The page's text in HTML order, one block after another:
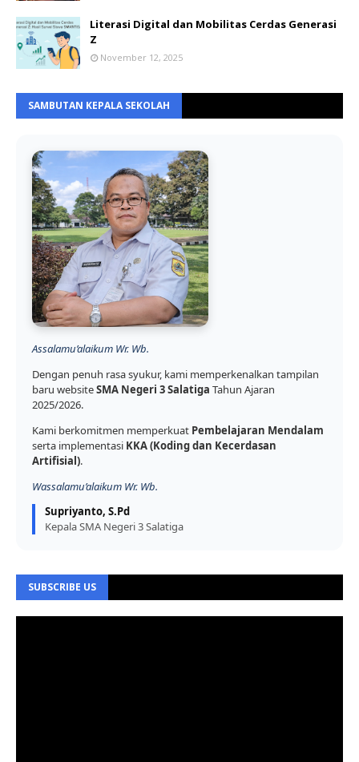
Literasi Digital dan Mobilitas Cerdas Generasi
Z
November 12, 2025
SAMBUTAN KEPALA SEKOLAH
Assalamu’alaikum Wr. Wb.
Dengan penuh rasa syukur, kami memperkenalkan tampilan
baru websiteSMA Negeri 3 Salatiga Tahun Ajaran
2025/2026.
Kami berkomitmen memperkuat Pembelajaran Mendalam
serta implementasi KKA (Koding dan Kecerdasan
Artifisial).
Wassalamu’alaikum Wr. Wb.
Supriyanto, S.Pd
Kepala SMA Negeri 3 Salatiga
SUBSCRIBE US